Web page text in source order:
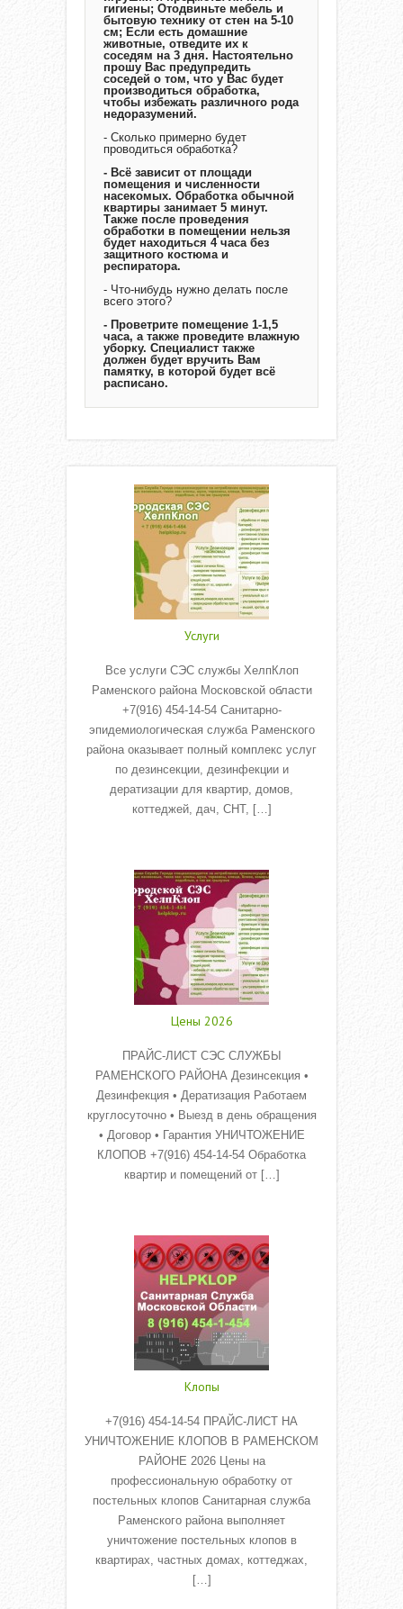
гигиены; Отодвиньте мебель и
бытовую технику от стен на 5-10
см; Если есть домашние
животные, отведите их к
соседям на 3 дня. Настоятельно
прошу Вас предупредить
соседей о том, что у Вас будет
производиться обработка,
чтобы избежать различного рода
недоразумений.
- Сколько примерно будет
проводиться обработка?
- Всё зависит от площади
помещения и численности
насекомых. Обработка обычной
квартиры занимает 5 минут.
Также после проведения
обработки в помещении нельзя
будет находиться 4 часа без
защитного костюма и
респиратора.
- Что-нибудь нужно делать после
всего этого?
- Проветрите помещение 1-1,5
часа, а также проведите влажную
уборку. Специалист также
должен будет вручить Вам
памятку, в которой будет всё
расписано.
Услуги
Все услуги СЭС службы ХелпКлоп
Раменского района Московской области
+7(916) 454-14-54 Санитарно-
эпидемиологическая служба Раменского
района оказывает полный комплекс услуг
по дезинсекции, дезинфекции и
дератизации для квартир, домов,
коттеджей, дач, СНТ, […]
Цены 2026
ПРАЙС-ЛИСТ СЭС СЛУЖБЫ
РАМЕНСКОГО РАЙОНА Дезинсекция •
Дезинфекция • Дератизация Работаем
круглосуточно • Выезд в день обращения
• Договор • Гарантия УНИЧТОЖЕНИЕ
КЛОПОВ +7(916) 454-14-54 Обработка
квартир и помещений от […]
Клопы
+7(916) 454-14-54 ПРАЙС-ЛИСТ НА
УНИЧТОЖЕНИЕ КЛОПОВ В РАМЕНСКОМ
РАЙОНЕ 2026 Цены на
профессиональную обработку от
постельных клопов Санитарная служба
Раменского района выполняет
уничтожение постельных клопов в
квартирах, частных домах, коттеджах,
[…]